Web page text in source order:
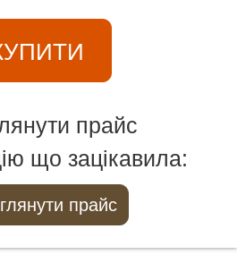
прайс
що зацікавила:
прайс